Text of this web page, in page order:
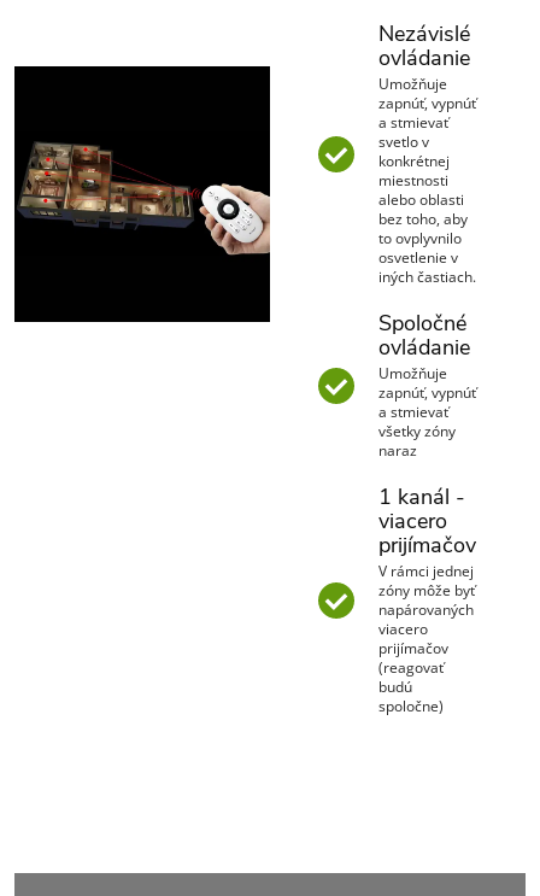
Nezávislé
ovládanie
Umožňuje
zapnúť, vypnúť
a stmievať
svetlo v
konkrétnej
miestnosti
alebo oblasti
bez toho, aby
to ovplyvnilo
osvetlenie v
iných častiach.
Spoločné
ovládanie
Umožňuje
zapnúť, vypnúť
a stmievať
všetky zóny
naraz
1 kanál -
viacero
prijímačov
V rámci jednej
zóny môže byť
napárovaných
viacero
prijímačov
(reagovať
budú
spoločne)